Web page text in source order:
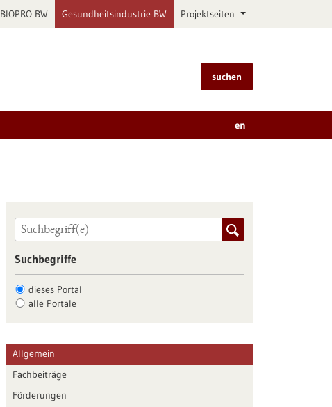
BIOPRO BW Gesundheitsindustrie BW Projektseiten
suchen
en
Suchbegriffe
dieses Portal
alle Portale
Allgemein
Fachbeiträge
Förderungen